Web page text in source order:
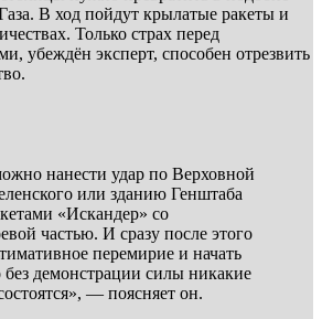
В ход пойдут крылатые ракеты и
Только страх перед
убеждён эксперт, способен отрезвить
нанести удар по Верховной
или зданию Генштаба
«Искандер» со
частью. И сразу после этого
перемирие и начать
демонстрации силы никакие
— поясняет он.